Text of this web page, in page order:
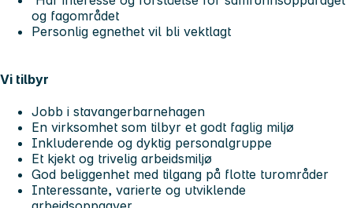
og fagområdet
Personlig egnethet vil bli vektlagt
Vi tilbyr
Jobb i stavangerbarnehagen
En virksomhet som tilbyr et godt faglig miljø
Inkluderende og dyktig personalgruppe
Et kjekt og trivelig arbeidsmiljø
God beliggenhet med tilgang på flotte turområder
Interessante, varierte og utviklende